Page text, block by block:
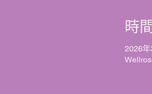
時
2026